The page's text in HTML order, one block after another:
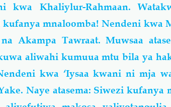
kwa Khaliylur-Rahmaan.
mnaloomba! Nendeni kwa
Akampa Tawraat. Muwsaa
aliwahi kumuua mtu bila ya
kwa ‘Iysaa kwani ni mja
Naye atasema: Siwezi kufanya